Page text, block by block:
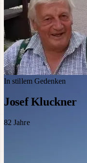
In stillem Gedenken
Josef Kluckner
82 Jahre